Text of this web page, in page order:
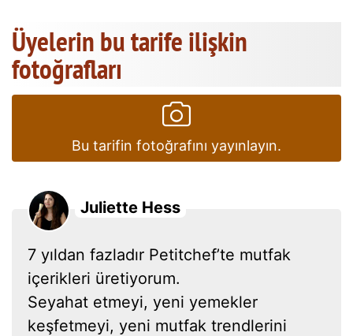
Üyelerin bu tarife ilişkin
fotoğrafları
Bu tarifin fotoğrafını yayınlayın.
Juliette Hess
7 yıldan fazladır Petitchef’te mutfak
içerikleri üretiyorum.
Seyahat etmeyi, yeni yemekler
keşfetmeyi, yeni mutfak trendlerini